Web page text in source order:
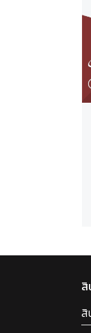
สิ
สิ